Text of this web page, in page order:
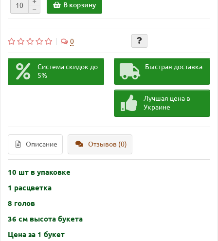
В корзину
0
Система скидок до
5%
Быстрая доставка
Лучшая цена в
Украине
Описание Отзывов (0)
10 шт в упаковке
1 расцветка
8 голов
36 см высота букета
Цена за 1 букет